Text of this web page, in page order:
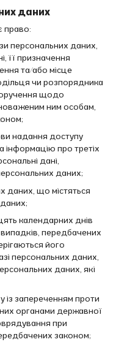
даних
право:
персональних даних,
її призначення
та/або місце
чи розпорядника
щодо
ним особам,
надання доступу
про третіх
дані,
даних;
даних, що містяться
календарних днів
передбачених
його
персональних даних,
даних, які
запереченням проти
органами державної
при
законом;